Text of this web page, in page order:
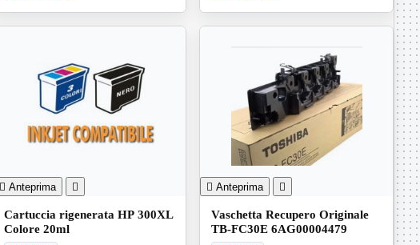
 Anteprima 
Cartuccia rigenerata HP 300XL
Colore 20ml
 Anteprima 
Vaschetta Recupero Originale
TB-FC30E 6AG00004479